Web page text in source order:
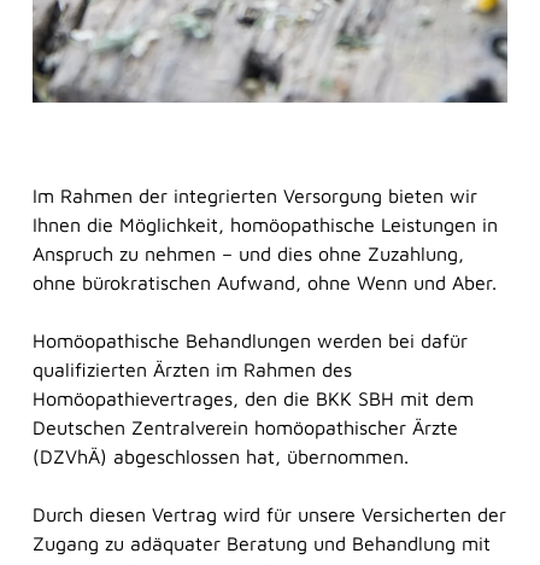
Im Rahmen der integrierten Versorgung bieten wir
Ihnen die Möglichkeit, homöopathische Leistungen in
Anspruch zu nehmen – und dies ohne Zuzahlung,
ohne bürokratischen Aufwand, ohne Wenn und Aber.
Homöopathische Behandlungen werden bei dafür
qualifizierten Ärzten im Rahmen des
Homöopathievertrages, den die BKK SBH mit dem
Deutschen Zentralverein homöopathischer Ärzte
(DZVhÄ) abgeschlossen hat, übernommen.
Durch diesen Vertrag wird für unsere Versicherten der
Zugang zu adäquater Beratung und Behandlung mit
Frag Sina Sina
Frag Sina
Unsere digitaler Assistentin Sina berät Sie
jederzeit ganz ohne Wartezeit. Sie versteht zwar